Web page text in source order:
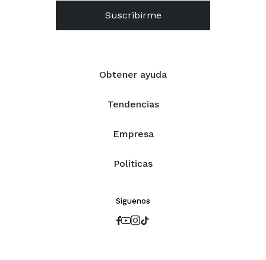
Obtener ayuda
Tendencias
Empresa
Políticas
Suscribirme
Síguenos
